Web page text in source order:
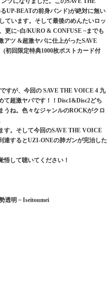
UP-BEATの前身バンド)が絶対に無い
ています。そして最後のめんたいロッ
更に~白/KURO & CONFUSE ~までも
アツ &超激ヤバに仕上がったSAVE
初回限定特典1000枚ポストカード付
すが、今回の SAVE THE VOICE 4 九
超激ヤバです！！Disc1&Disc2どち
うね。色々なジャンルのROCKがクロ
す。そして今回のSAVE THE VOICE
達するとUZI-ONEの肺ガンが完治した
して聴いてください！
透明 ~ Iseitoumei